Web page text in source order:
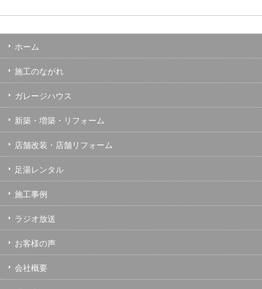
ホーム
施工のながれ
ガレージハウス
新築・増築・リフォーム
店舗改装・店舗リフォーム
足湯レンタル
施工事例
ラジオ放送
お客様の声
会社概要